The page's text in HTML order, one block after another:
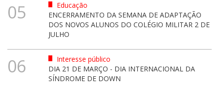
05
Educação
ENCERRAMENTO DA SEMANA DE ADAPTAÇÃO
DOS NOVOS ALUNOS DO COLÉGIO MILITAR 2 DE
JULHO
06
Interesse público
DIA 21 DE MARÇO - DIA INTERNACIONAL DA
SÍNDROME DE DOWN